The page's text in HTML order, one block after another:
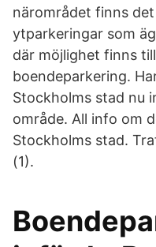
närområdet finns
ytparkeringar som
där möjlighet finns
boendeparkering.
Stockholms stad nu
område. All info om
Stockholms stad.
(1).